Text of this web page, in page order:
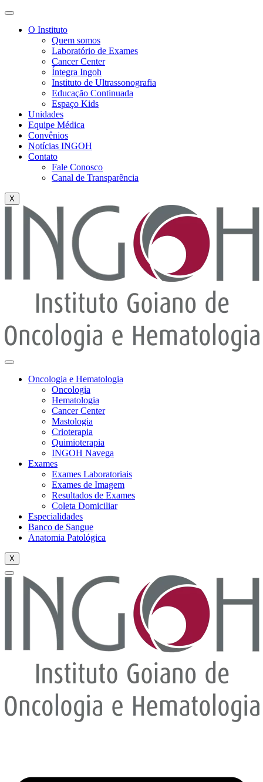
O Instituto
Quem somos
Laboratório de Exames
Cancer Center
Íntegra Ingoh
Instituto de Ultrassonografia
Educação Continuada
Espaço Kids
Unidades
Equipe Médica
Convênios
Notícias INGOH
Contato
Fale Conosco
Canal de Transparência
X
Oncologia e Hematologia
Oncologia
Hematologia
Cancer Center
Mastologia
Crioterapia
Quimioterapia
INGOH Navega
Exames
Exames Laboratoriais
Exames de Imagem
Resultados de Exames
Coleta Domiciliar
Especialidades
Banco de Sangue
Anatomia Patológica
X